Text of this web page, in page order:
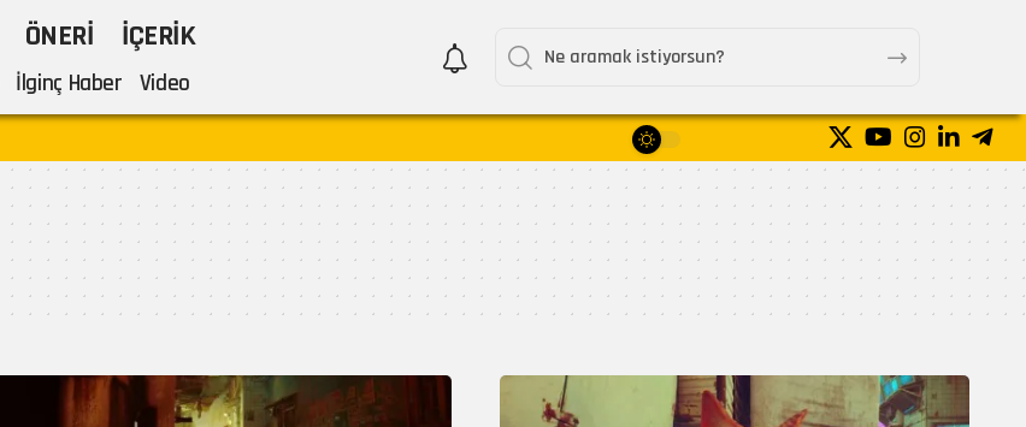
ÖNERI İÇERIK
İlginç Haber Video